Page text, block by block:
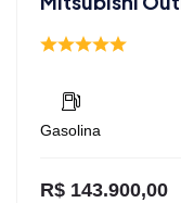
Gasolina
R$ 143.900,00